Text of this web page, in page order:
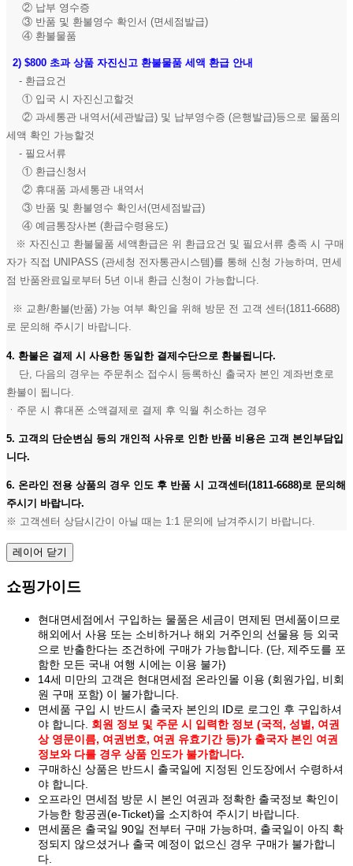
② 납부 영수증
③ 반품 및 환불영수 확인서 (면세점발급)
④ 환불물품
2) $800 초과 상품 자진신고 환불물품 세액 환급 안내
- 환급요건
① 입국 시 자진신고할것
② 과세통관 내역서(세관발급) 및 납부영수증 (은행발급)등으로 물품의
세액 확인 가능할것
- 필요서류
① 환급신청서
② 휴대품 과세통관 내역서
③ 반품 및 환불영수 확인서(면세점발급)
④ 예금통장사본 (환급수령용도)
※ 자진신고 환불물품 세액환급은 위 환급요건 및 필요서류 충족 시 구매
자가 직접 UNIPASS (관세청 전자통관시스템)를 통해 신청 가능하며, 면세
점 반품완료일로부터 5년 이내 환급 신청이 가능합니다.
※ 교환/환불(반품) 가능 여부 확인을 위해 방문 전 고객 센터(1811-6688)
로 문의해 주시기 바랍니다.
4. 환불은 결제 시 사용한 동일한 결제수단으로 환불됩니다.
단, 다음의 경우는 주문취소 접수시 등록하신 출국자 본인 계좌번호로
환불이 됩니다.
ㆍ주문 시 휴대폰 소액결제로 결제 후 익월 취소하는 경우
5. 고객의 단순변심 등의 개인적 사유로 인한 반품 비용은 고객 본인부담입
니다.
6. 온라인 전용 상품의 경우 인도 후 반품 시 고객센터(1811-6688)로 문의해
주시기 바랍니다.
※ 고객센터 상담시간이 아닐 때는 1:1 문의에 남겨주시기 바랍니다.
레이어 닫기
쇼핑가이드
현대면세점에서 구입하는 물품은 세금이 면제된 면세품이므로
해외에서 사용 또는 소비하거나 해외 거주인의 선물용 등 외국
으로 반출한다는 조건하에 구매가 가능합니다. (단, 제주도를 포
함한 모든 국내 여행 시에는 이용 불가)
14세 미만의 고객은 현대면세점 온라인몰 이용 (회원가입, 비회
원 구매 포함) 이 불가합니다.
면세품 구입 시 반드시 출국자 본인의 ID로 로그인 후 구입하셔
야 합니다. 회원 정보 및 주문 시 입력한 정보 (국적, 성별, 여권
상 영문이름, 여권번호, 여권 유효기간 등)가 출국자 본인 여권
정보와 다를 경우 상품 인도가 불가합니다.
구매하신 상품은 반드시 출국일에 지정된 인도장에서 수령하셔
야 합니다.
오프라인 면세점 방문 시 본인 여권과 정확한 출국정보 확인이
가능한 항공권(e-Ticket)을 소지하여 주시기 바랍니다.
면세품은 출국일 90일 전부터 구매 가능하며, 출국일이 아직 확
정되지 않으셨거나 출국 예정이 없으신 경우 구매가 불가합니
다.